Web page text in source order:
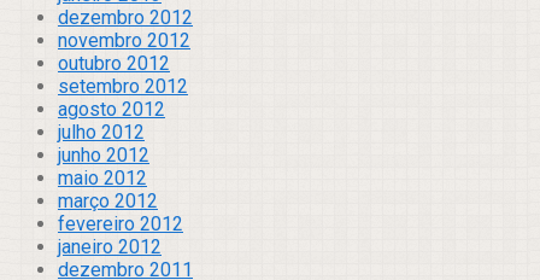
dezembro 2012
novembro 2012
outubro 2012
setembro 2012
agosto 2012
julho 2012
junho 2012
maio 2012
março 2012
fevereiro 2012
janeiro 2012
dezembro 2011